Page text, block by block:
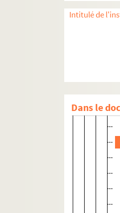
Intitulé de
Dans le